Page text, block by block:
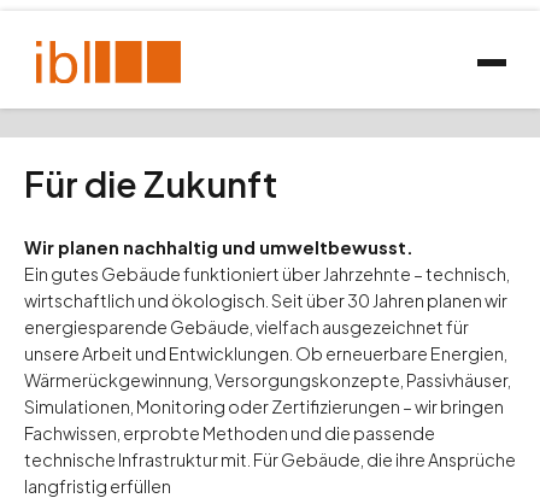
Für die Zukunft
Wir planen nachhaltig und umweltbewusst.
Ein gutes Gebäude funktioniert über Jahrzehnte – technisch,
wirtschaftlich und ökologisch. Seit über 30 Jahren planen wir
energiesparende Gebäude, vielfach ausgezeichnet für
unsere Arbeit und Entwicklungen. Ob erneuerbare Energien,
Wärmerückgewinnung, Versorgungskonzepte, Passivhäuser,
Simulationen, Monitoring oder Zertifizierungen – wir bringen
Fachwissen, erprobte Methoden und die passende
technische Infrastruktur mit. Für Gebäude, die ihre Ansprüche
langfristig erfüllen